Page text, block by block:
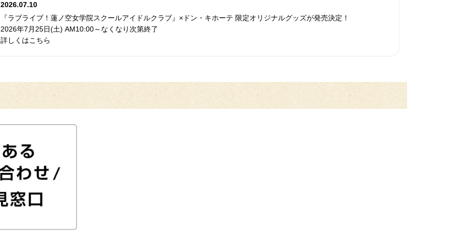
2026.07.10
『ラブライブ！蓮ノ空女学院スクールアイドルクラブ』×ドン・キホーテ 限定オリジナルグッズが発売決定！
2026年7月25日(土) AM10:00～なくなり次第終了
詳しくはこちら